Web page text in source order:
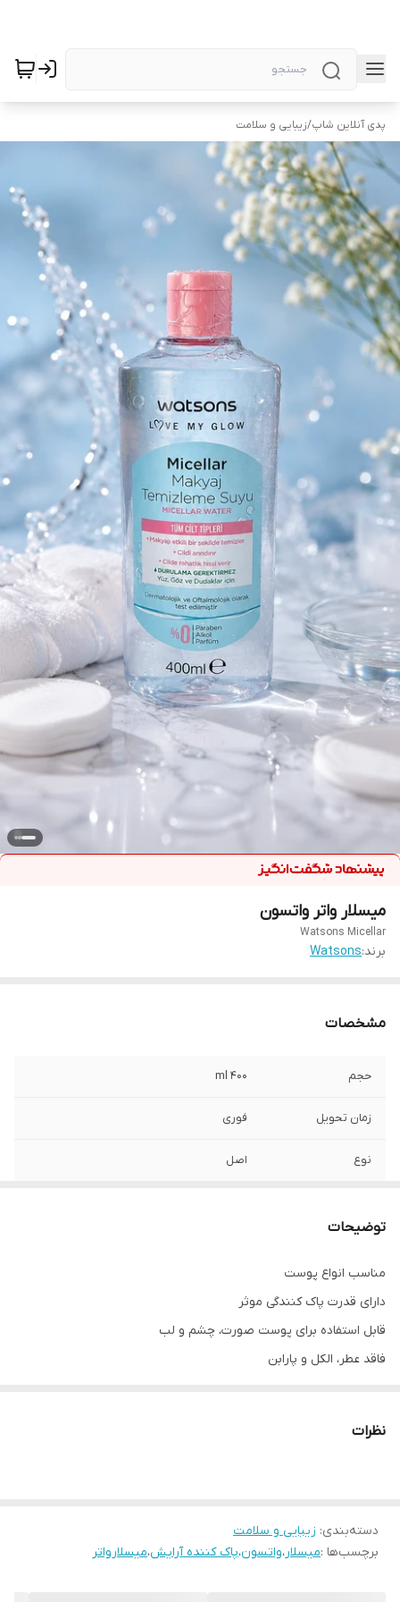
پدی آنلاین شاپ/زیبایی و سلامت
میسلار واتر واتسون
Watsons Micellar
برند:Watsons
مشخصات
حجم 400 ml
زمان تحویل فوری
نوع اصل
توضیحات
مناسب انواع پوست
دارای قدرت پاک کنندگی موثر
قابل استفاده برای پوست صورت، چشم و لب
فاقد عطر، الکل و پارابن
نرم کننده و لطافت بخش
حاوی گلیسیرین
نظرات
دسته‌بندی: زیبایی و سلامت
برچسب‌ها :میسلار،واتسون،پاک کننده آرایش،میسلارواتر